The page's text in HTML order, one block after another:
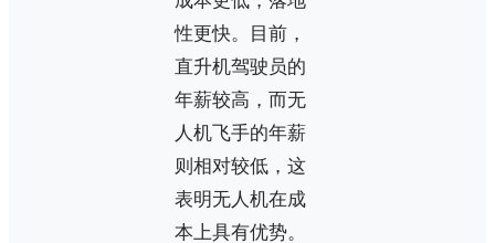
性更快。目前，
直升机驾驶员的
年薪较高，而无
人机飞手的年薪
则相对较低，这
表明无人机在成
本上具有优势。